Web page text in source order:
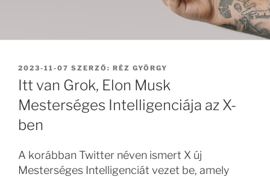
BEKÜLDVE:
2023-11-07 SZERZŐ: RÉZ GYÖRGY
Itt van Grok, Elon Musk
Mesterséges Intelligenciája az X-
ben
A korábban Twitter néven ismert X új
Mesterséges Intelligenciát vezet be, amely